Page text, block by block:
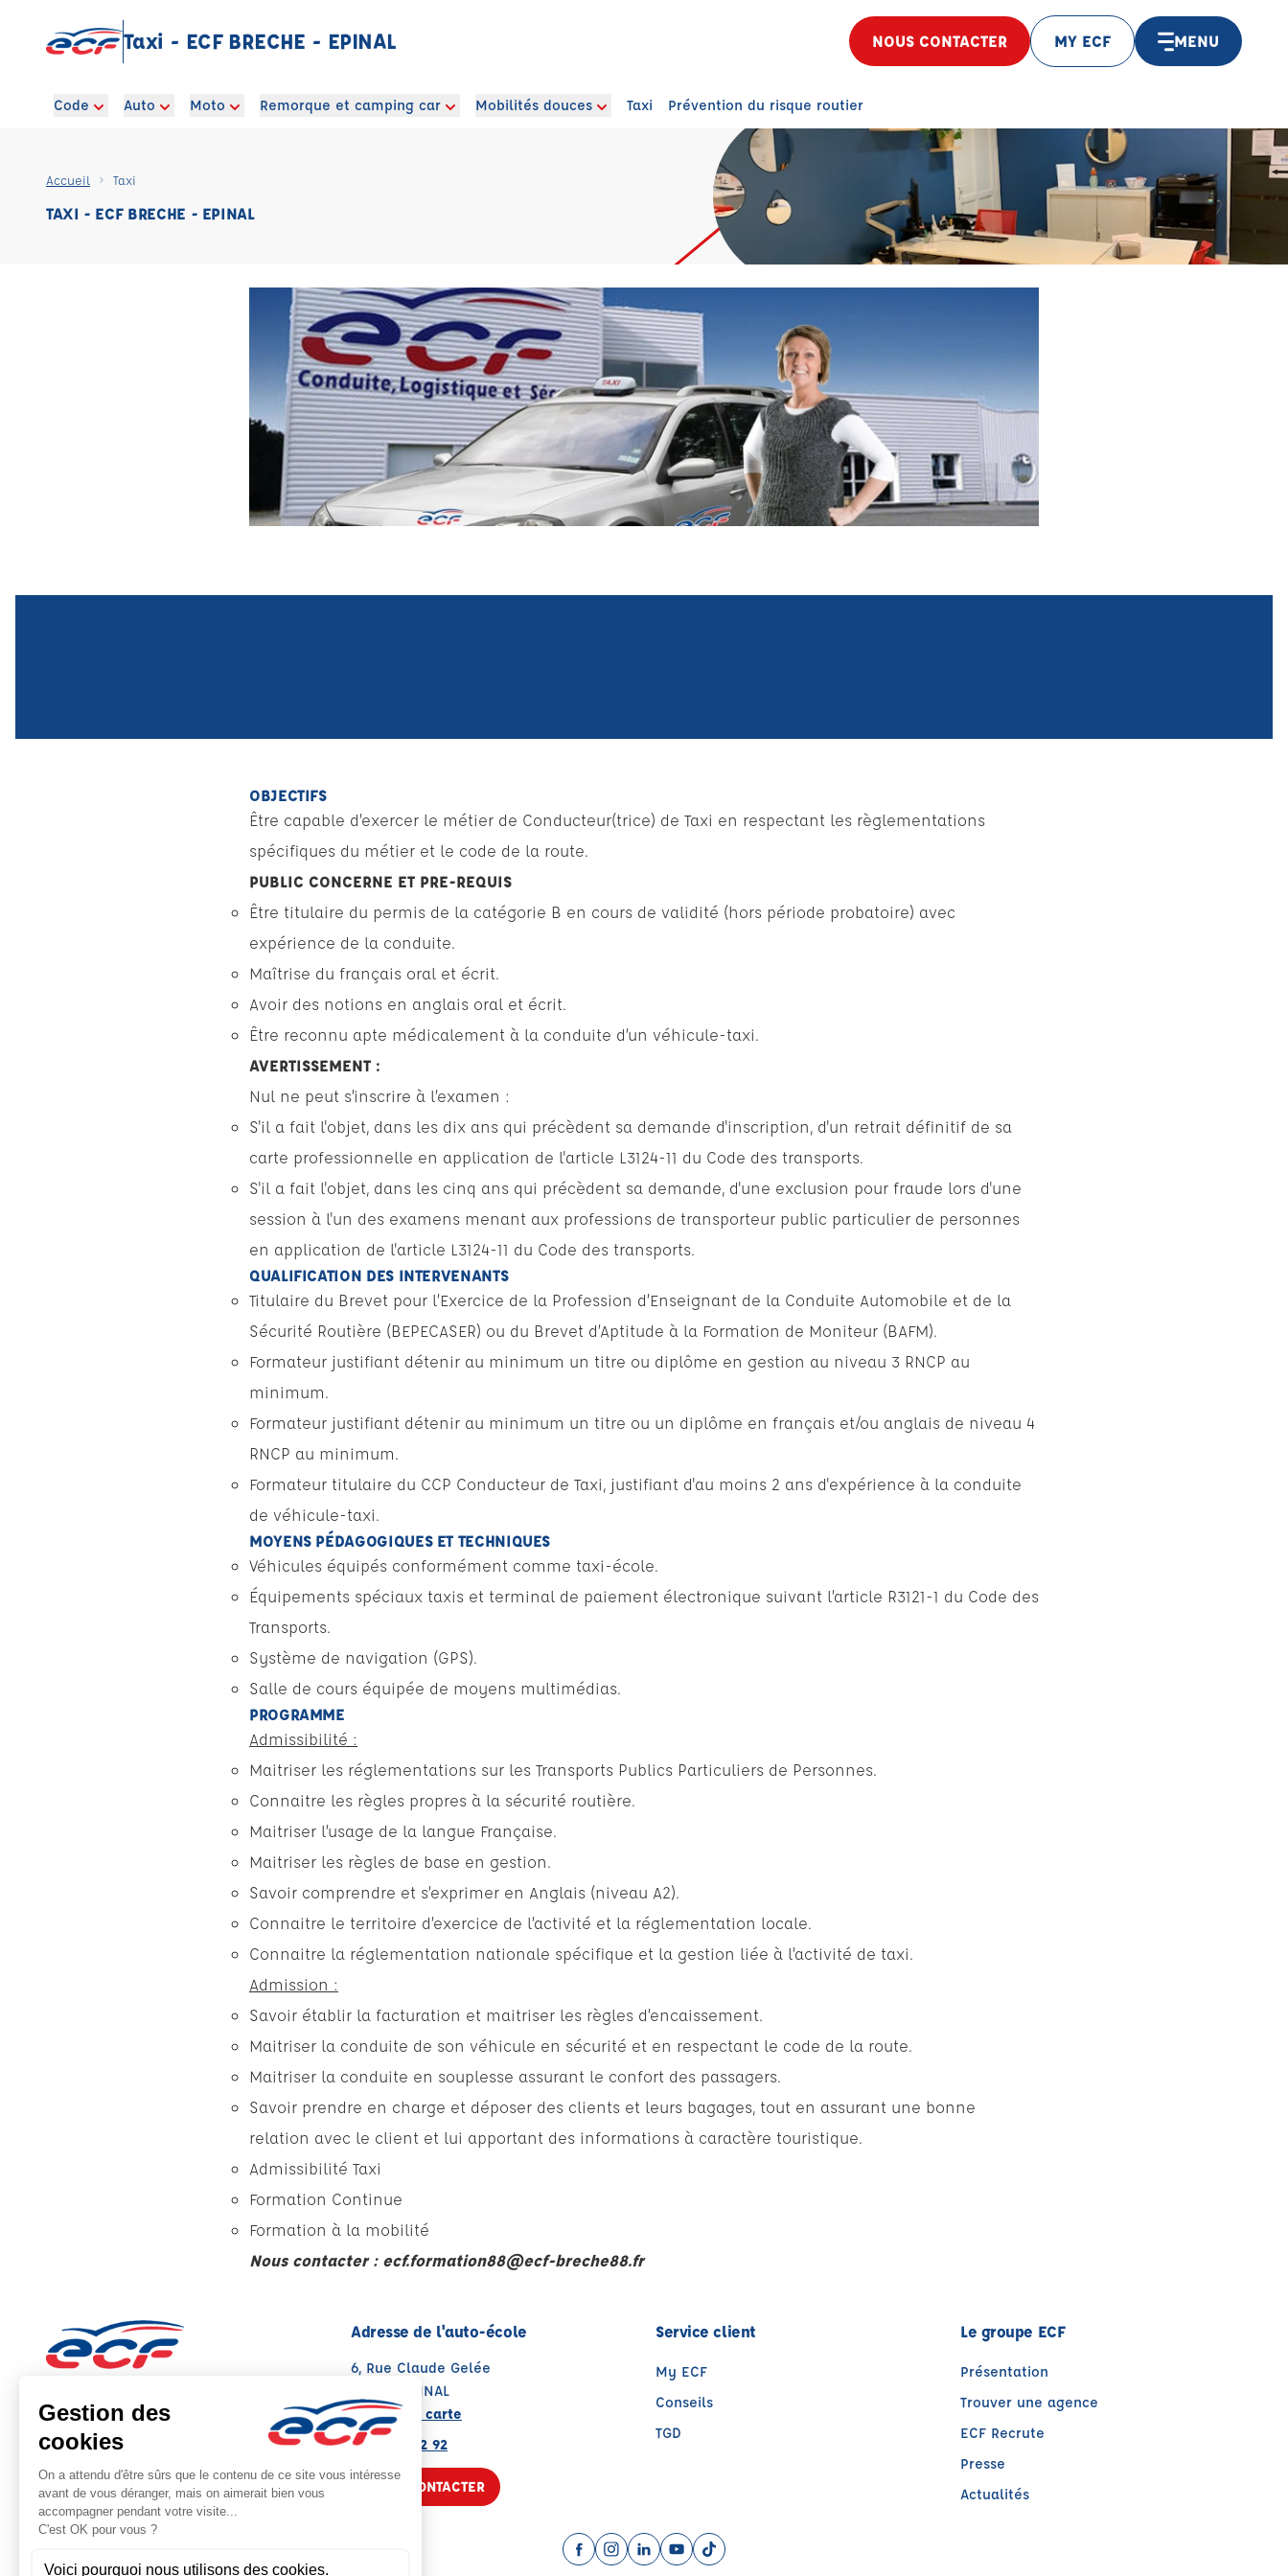
Taxi - ECF BRECHE - EPINAL NOUS CONTACTER MY ECF MENU
Code Auto Moto Remorque et camping car Mobilités douces Taxi Prévention du risque routier
Accueil Taxi
TAXI - ECF BRECHE - EPINAL
OBJECTIFS
Être capable d’exercer le métier de Conducteur(trice) de Taxi en respectant les règlementations
spécifiques du métier et le code de la route.
PUBLIC CONCERNE ET PRE-REQUIS
Être titulaire du permis de la catégorie B en cours de validité (hors période probatoire) avec
expérience de la conduite.
Maîtrise du français oral et écrit.
Avoir des notions en anglais oral et écrit.
Être reconnu apte médicalement à la conduite d’un véhicule-taxi.
AVERTISSEMENT :
Nul ne peut s’inscrire à l’examen :
S'il a fait l'objet, dans les dix ans qui précèdent sa demande d'inscription, d'un retrait définitif de sa
carte professionnelle en application de l'article L3124-11 du Code des transports.
S'il a fait l'objet, dans les cinq ans qui précèdent sa demande, d'une exclusion pour fraude lors d'une
session à l'un des examens menant aux professions de transporteur public particulier de personnes
en application de l'article L3124-11 du Code des transports.
QUALIFICATION DES INTERVENANTS
Titulaire du Brevet pour l’Exercice de la Profession d’Enseignant de la Conduite Automobile et de la
Sécurité Routière (BEPECASER) ou du Brevet d’Aptitude à la Formation de Moniteur (BAFM).
Formateur justifiant détenir au minimum un titre ou diplôme en gestion au niveau 3 RNCP au
minimum.
Formateur justifiant détenir au minimum un titre ou un diplôme en français et/ou anglais de niveau 4
RNCP au minimum.
Formateur titulaire du CCP Conducteur de Taxi, justifiant d'au moins 2 ans d'expérience à la conduite
de véhicule-taxi.
MOYENS PÉDAGOGIQUES ET TECHNIQUES
Véhicules équipés conformément comme taxi-école.
Équipements spéciaux taxis et terminal de paiement électronique suivant l’article R3121-1 du Code des
Transports.
Système de navigation (GPS).
Salle de cours équipée de moyens multimédias.
PROGRAMME
Admissibilité :
Maitriser les réglementations sur les Transports Publics Particuliers de Personnes.
Connaitre les règles propres à la sécurité routière.
Maitriser l’usage de la langue Française.
Maitriser les règles de base en gestion.
Savoir comprendre et s’exprimer en Anglais (niveau A2).
Connaitre le territoire d’exercice de l’activité et la réglementation locale.
Connaitre la réglementation nationale spécifique et la gestion liée à l’activité de taxi.
Admission :
Savoir établir la facturation et maitriser les règles d’encaissement.
Maitriser la conduite de son véhicule en sécurité et en respectant le code de la route.
Maitriser la conduite en souplesse assurant le confort des passagers.
Savoir prendre en charge et déposer des clients et leurs bagages, tout en assurant une bonne
relation avec le client et lui apportant des informations à caractère touristique.
Admissibilité Taxi
Formation Continue
Formation à la mobilité
Nous contacter : ecf.formation88@ecf-breche88.fr
Adresse de l'auto-école
6, Rue Claude Gelée
88000 EPINAL
Voir sur la carte
03 29 82 12 92
NOUS CONTACTER
Service client
My ECF
Conseils
TGD
Le groupe ECF
Présentation
Trouver une agence
ECF Recrute
Presse
Actualités
Facebook (nouvelle fenêtre)
Instagram (nouvelle fenêtre)
LinkedIn (nouvelle fenêtre)
YouTube (nouvelle fenêtre)
TikTok (nouvelle fenêtre)